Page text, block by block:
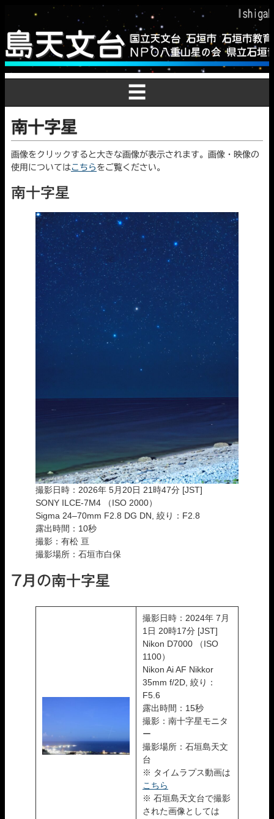
☰
南十字星
画像をクリックすると大きな画像が表示されます。画像・映像の
使用についてはこちら をご覧ください。
南十字星
撮影日時：2026年 5月20日 21時47分 [JST]
SONY ILCE-7M4 （ISO 2000）
Sigma 24–70mm F2.8 DG DN, 絞り：F2.8
露出時間：10秒
撮影：有松 亘
撮影場所：石垣市白保
7月の南十字星
撮影日時：2024年 7月
1日 20時17分 [JST]
Nikon D7000 （ISO
1100）
Nikon Ai AF Nikkor
35mm f/2D, 絞り：
F5.6
露出時間：15秒
撮影：南十字星モニタ
ー
撮影場所：石垣島天文
台
※ タイムラプス動画は
こちら
※ 石垣島天文台で撮影
された画像としては